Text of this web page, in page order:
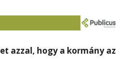
azzal, hogy a kormány az